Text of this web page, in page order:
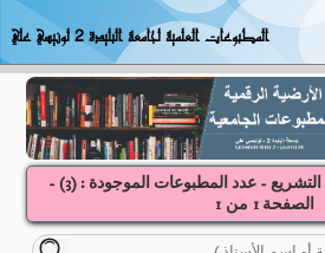
المطبوعات العلمية لجامعة البليدة 2 لونيسي علي
التشريع - عدد المطبوعات الموجودة : (3
) -
الصفحة 1 من 1